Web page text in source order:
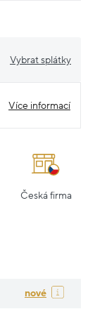
Vybrat splátky
Více informací
Česká firma
nové